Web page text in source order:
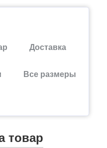
Доставка
Все размеры
товар